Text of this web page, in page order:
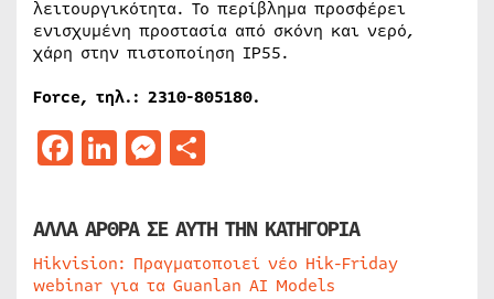
λειτουργικότητα. Το περίβλημα προσφέρει
ενισχυμένη προστασία από σκόνη και νερό,
χάρη στην πιστοποίηση IP55.
Force, τηλ.: 2310-805180.
Facebook
LinkedIn
Messenger
ΑΛΛΑ ΑΡΘΡΑ ΣΕ ΑΥΤΗ ΤΗΝ ΚΑΤΗΓΟΡΙΑ
Hikvision: Πραγματοποιεί νέο Hik-Friday
webinar για τα Guanlan AI Models